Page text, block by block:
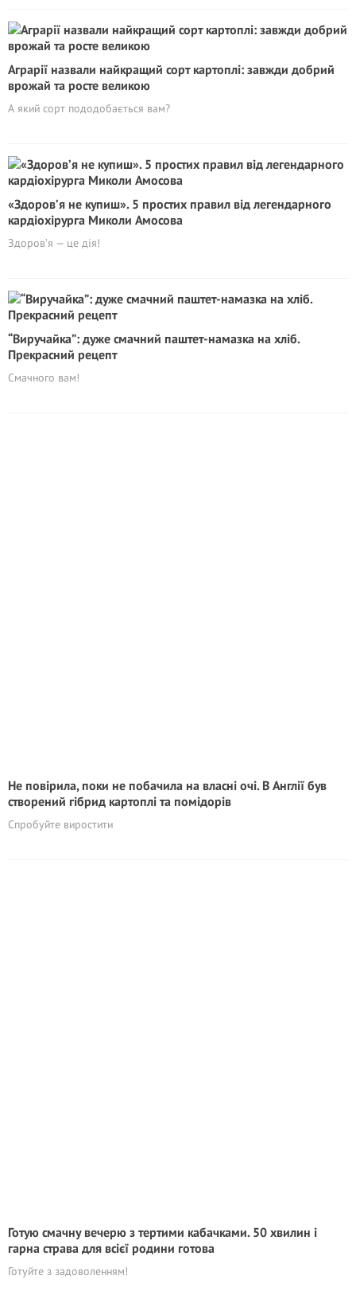
Аграрії назвали найкращий сорт картоплі: завжди добрий
врожай та росте великою
А який сорт пододобається вам?
«Здоров’я не купиш». 5 простих правил від легендарного
кардіохірурга Миколи Амосова
Здоров’я — це дія!
“Виручайка”: дуже смачний паштет-намазка на хліб.
Прекрасний рецепт
Смачного вам!
Не повірила, поки не побачила на власні очі. В Англії був
створений гібрид картоплі та помідорів
Спробуйте виростити
Готую смачну вечерю з тертими кабачками. 50 хвилин і
гарна страва для всієї родини готова
Готуйте з задоволенням!